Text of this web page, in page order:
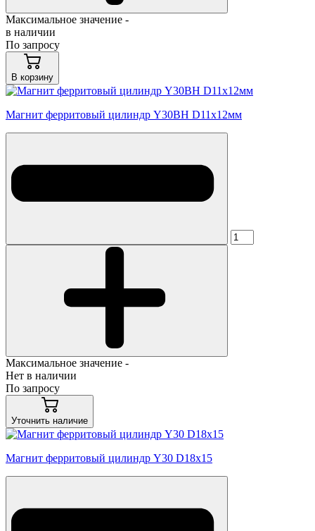
Максимальное значение -
в наличии
По запросу
В корзину
Магнит ферритовый цилиндр Y30BH D11х12мм
Максимальное значение -
Нет в наличии
По запросу
Уточнить наличие
Магнит ферритовый цилиндр Y30 D18х15